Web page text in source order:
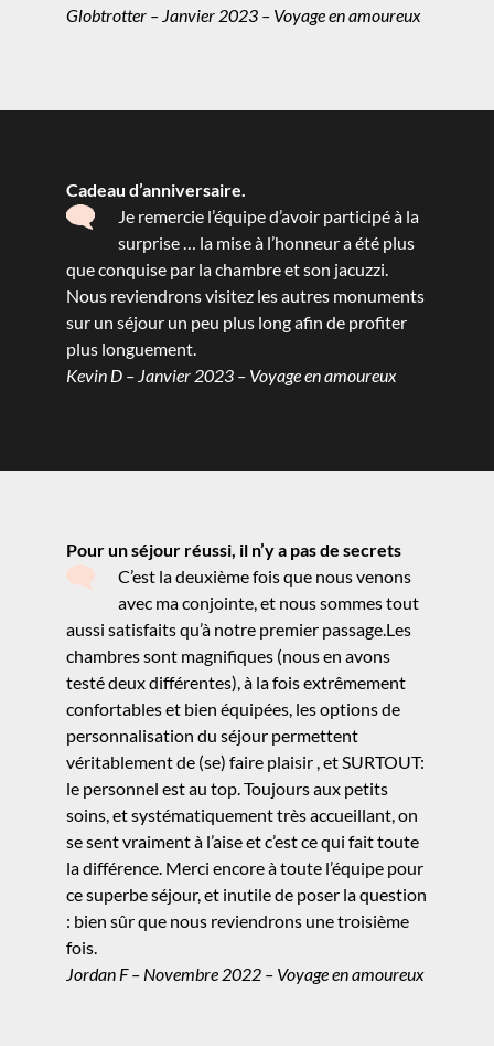
Globtrotter – Janvier 2023 – Voyage en amoureux
Cadeau d’anniversaire.
Je remercie l’équipe d’avoir participé à la
surprise … la mise à l’honneur a été plus
que conquise par la chambre et son jacuzzi.
Nous reviendrons visitez les autres monuments
sur un séjour un peu plus long afin de profiter
plus longuement.
Kevin D – Janvier 2023 – Voyage en amoureux
Pour un séjour réussi, il n’y a pas de secrets
C’est la deuxième fois que nous venons
avec ma conjointe, et nous sommes tout
aussi satisfaits qu’à notre premier passage.Les
chambres sont magnifiques (nous en avons
testé deux différentes), à la fois extrêmement
confortables et bien équipées, les options de
personnalisation du séjour permettent
véritablement de (se) faire plaisir , et SURTOUT:
le personnel est au top. Toujours aux petits
soins, et systématiquement très accueillant, on
se sent vraiment à l’aise et c’est ce qui fait toute
la différence. Merci encore à toute l’équipe pour
ce superbe séjour, et inutile de poser la question
: bien sûr que nous reviendrons une troisième
fois.
Jordan F – Novembre 2022 – Voyage en amoureux